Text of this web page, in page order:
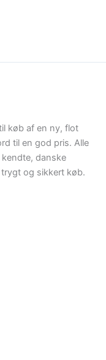
køb af en ny, flot
til en god pris. Alle
danske
og sikkert køb.